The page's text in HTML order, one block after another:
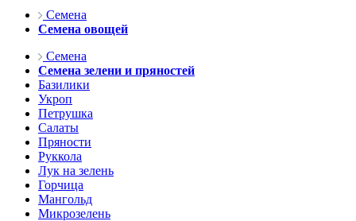
Семена
Семена овощей
Семена
Семена зелени и пряностей
Базилики
Укроп
Петрушка
Салаты
Пряности
Руккола
Лук на зелень
Горчица
Мангольд
Микрозелень